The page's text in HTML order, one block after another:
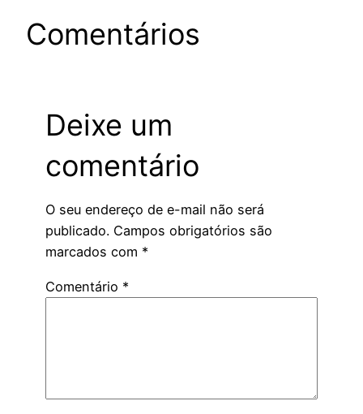
Comentários
Deixe um
comentário
O seu endereço de e-mail não será
publicado. Campos obrigatórios são
marcados com *
Comentário *